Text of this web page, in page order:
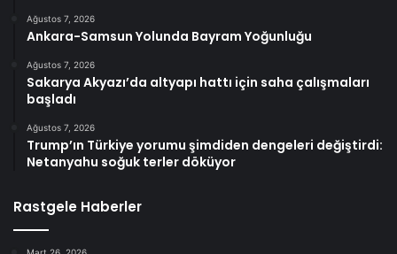
Ağustos 7, 2026
Ankara-Samsun Yolunda Bayram Yoğunluğu
Ağustos 7, 2026
Sakarya Akyazı’da altyapı hattı için saha çalışmaları
başladı
Ağustos 7, 2026
Trump’ın Türkiye yorumu şimdiden dengeleri değiştirdi:
Netanyahu soğuk terler döküyor
Rastgele Haberler
Mart 26, 2026